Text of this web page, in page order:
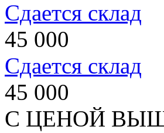
Сдается склад
45 000
Сдается склад
45 000
С ЦЕНОЙ